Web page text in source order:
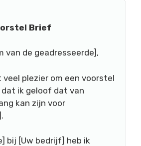
Brief
van de geadresseerde],
plezier om een voorstel
ik geloof dat van
kan zijn voor
bij [Uw bedrijf] heb ik